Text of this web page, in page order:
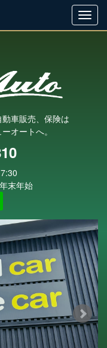
車販売、保険は
オートへ。
末年始